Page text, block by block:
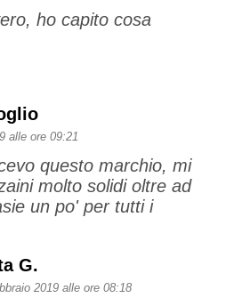
ho capito cosa
alle ore 09:21
questo marchio, mi
molto solidi oltre ad
un po' per tutti i
G.
2019 alle ore 08:18